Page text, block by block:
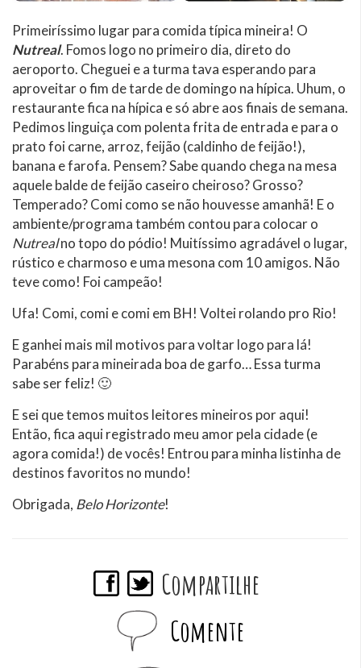
Primeiríssimo lugar para comida típica mineira! O
Nutreal. Fomos logo no primeiro dia, direto do
aeroporto. Cheguei e a turma tava esperando para
aproveitar o fim de tarde de domingo na hípica. Uhum, o
restaurante fica na hípica e só abre aos finais de semana.
Pedimos linguiça com polenta frita de entrada e para o
prato foi carne, arroz, feijão (caldinho de feijão!),
banana e farofa. Pensem? Sabe quando chega na mesa
aquele balde de feijão caseiro cheiroso? Grosso?
Temperado? Comi como se não houvesse amanhã! E o
ambiente/programa também contou para colocar o
Nutrealno topo do pódio! Muitíssimo agradável o lugar,
rústico e charmoso e uma mesona com 10 amigos. Não
teve como! Foi campeão!
Ufa! Comi, comi e comi em BH! Voltei rolando pro Rio!
E ganhei mais mil motivos para voltar logo para lá!
Parabéns para mineirada boa de garfo… Essa turma
sabe ser feliz! 🙂
E sei que temos muitos leitores mineiros por aqui!
Então, fica aqui registrado meu amor pela cidade (e
agora comida!) de vocês! Entrou para minha listinha de
destinos favoritos no mundo!
Obrigada, Belo Horizonte!
Compartilhe
Comente